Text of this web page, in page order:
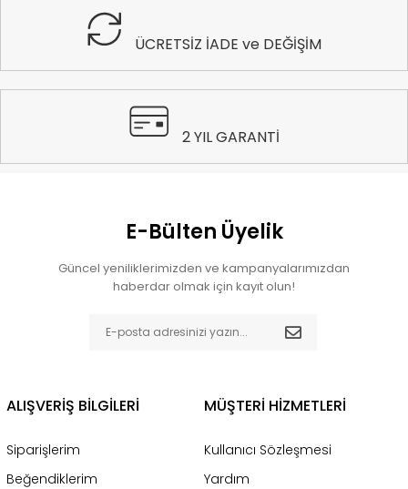
ÜCRETSİZ İADE ve DEĞİŞİM
2 YIL GARANTİ
E-Bülten Üyelik
Güncel yeniliklerimizden ve kampanyalarımızdan
haberdar olmak için kayıt olun!
ALIŞVERİŞ BİLGİLERİ
Siparişlerim
Beğendiklerim
MÜŞTERİ HİZMETLERİ
Kullanıcı Sözleşmesi
Yardım